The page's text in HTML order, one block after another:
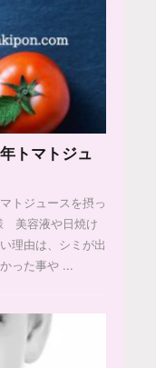
トマトジュ
トジュースを摂っ
美容液や日焼け
理由は、シミが出
った事や ...